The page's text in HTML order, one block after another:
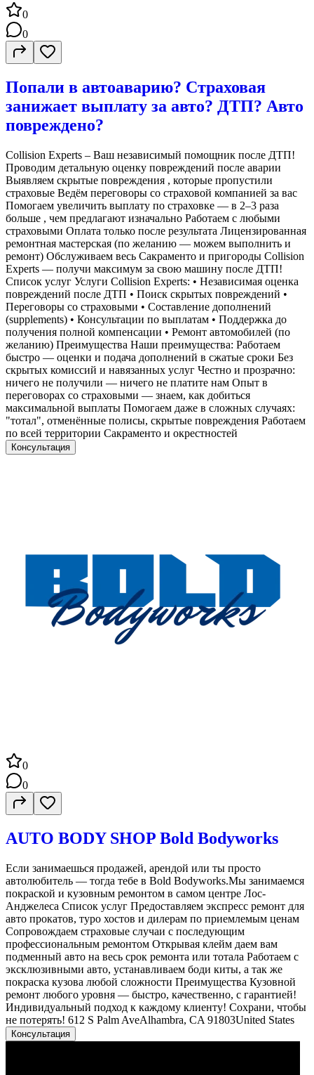
0
0
Попали в автоаварию? Страховая
занижает выплату за авто? ДТП? Авто
повреждено?
Collision Experts – Ваш независимый помощник после ДТП!
Проводим детальную оценку повреждений после аварии
Выявляем скрытые повреждения , которые пропустили
страховые Ведём переговоры со страховой компанией за вас
Помогаем увеличить выплату по страховке — в 2–3 раза
больше , чем предлагают изначально Работаем с любыми
страховыми Оплата только после результата Лицензированная
ремонтная мастерская (по желанию — можем выполнить и
ремонт) Обслуживаем весь Сакраменто и пригороды Collision
Experts — получи максимум за свою машину после ДТП!
Список услуг Услуги Collision Experts: • Независимая оценка
повреждений после ДТП • Поиск скрытых повреждений •
Переговоры со страховыми • Составление дополнений
(supplements) • Консультации по выплатам • Поддержка до
получения полной компенсации • Ремонт автомобилей (по
желанию) Преимущества Наши преимущества: Работаем
быстро — оценки и подача дополнений в сжатые сроки Без
скрытых комиссий и навязанных услуг Честно и прозрачно:
ничего не получили — ничего не платите нам Опыт в
переговорах со страховыми — знаем, как добиться
максимальной выплаты Помогаем даже в сложных случаях:
"тотал", отменённые полисы, скрытые повреждения Работаем
по всей территории Сакраменто и окрестностей
Консультация
0
0
AUTO BODY SHOP Bold Bodyworks
Если занимаешься продажей, арендой или ты просто
автолюбитель — тогда тебе в Bold Bodyworks.Мы занимаемся
покраской и кузовным ремонтом в самом центре Лос-
Анджелеса Список услуг Предоставляем экспресс ремонт для
авто прокатов, туро хостов и дилерам по приемлемым ценам
Сопровождаем страховые случаи с последующим
профессиональным ремонтом Открывая клейм даем вам
подменный авто на весь срок ремонта или тотала Работаем с
эксклюзивными авто, устанавливаем боди киты, а так же
покраска кузова любой сложности Преимущества Кузовной
ремонт любого уровня — быстро, качественно, с гарантией!
Индивидуальный подход к каждому клиенту! Сохрани, чтобы
не потерять! 612 S Palm AveAlhambra, CA 91803United States
Консультация